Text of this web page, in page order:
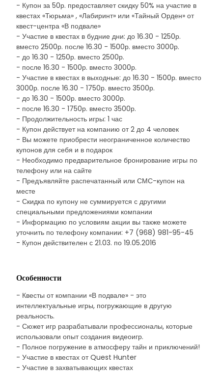
- Купон за 50р. предоставляет скидку 50% на участие в
квестах «Тюрьма» , «Лабиринт» или «Тайный Орден» от
квест-центра «В подвале»
- Участие в квестах в будние дни: до 16.30 - 1250р.
вместо 2500р. после 16.30 - 1500р. вместо 3000р.
- до 16.30 - 1250р. вместо 2500р.
- после 16.30 - 1500р. вместо 3000р.
- Участие в квестах в выходные: до 16.30 - 1500р. вместо
3000р. после 16.30 - 1750р. вместо 3500р.
- до 16.30 - 1500р. вместо 3000р.
- после 16.30 - 1750р. вместо 3500р.
- Продолжительность игры: 1 час
- Купон действует на компанию от 2 до 4 человек
- Вы можете приобрести неограниченное количество
купонов для себя и в подарок
- Необходимо предварительное бронирование игры по
телефону или на сайте
- Предъявляйте распечатанный или СМС-купон на
месте
- Скидка по купону не суммируется с другими
специальными предложениями компании
- Информацию по условиям акции вы также можете
уточнить по телефону компании: +7 (968) 981-95-45
- Купон действителен с 21.03. по 19.05.2016
Особенности
- Квесты от компании «В подвале» - это
интеллектуальные игры, погружающие в другую
реальность.
- Сюжет игр разрабатывали профессионалы, которые
использовали опыт создания видеоигр.
- Полное погружение в атмосферу тайн и приключений!
- Участие в квестах от Quest Hunter
- Участие в захватывающих квестах